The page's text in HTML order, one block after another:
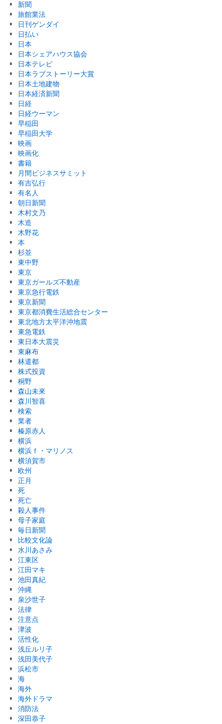
新聞
旅館業法
日刊ゲンダイ
日払い
日本
日本シェアハウス協会
日本テレビ
日本ラブストーリー大賞
日本土地建物
日本経済新聞
日経
日経ウーマン
早稲田
早稲田大学
映画
映画化
書籍
月間ビジネスサミット
有吉弘行
有名人
朝日新聞
木村文乃
木造
木野花
本
杉並
東中野
東京
東京ガールズ不動産
東京急行電鉄
東京新聞
東京都消費生活総合センター
東北地方太平洋沖地震
東急電鉄
東日本大震災
東麻布
林遣都
株式投資
桐野
森山未來
森川智喜
検索
業者
榛原赤人
横浜
横浜ｆ・マリノス
横須賀市
欧州
正月
死
死亡
殺人事件
母子家庭
毎日新聞
比較文化論
水川あさみ
江東区
江田マキ
池田真紀
沖縄
泉沙世子
法律
注意点
津波
活性化
浅丘ルリ子
浅田美代子
浜松市
海
海外
海外ドラマ
消防法
深田恭子